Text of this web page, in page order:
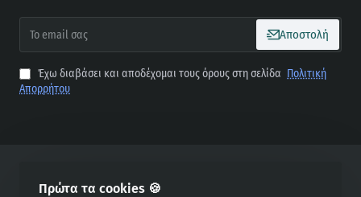
Πρώτα τα cookies 🍪
email
σας
Αποστολή
Έχω διαβάσει και αποδέχομαι τους όρους στη σελίδα Πολιτική
Απορρήτου